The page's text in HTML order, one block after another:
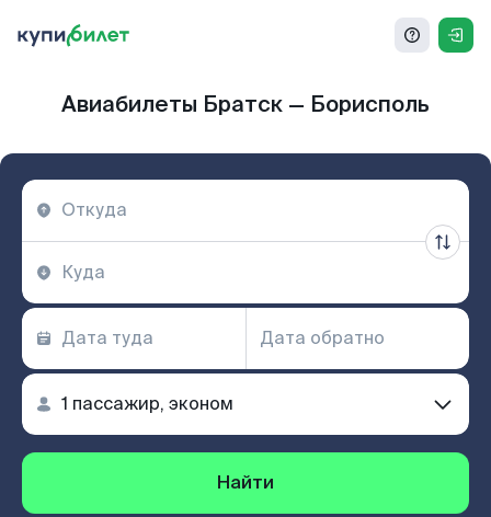
Авиабилеты Братск — Борисполь
Найти